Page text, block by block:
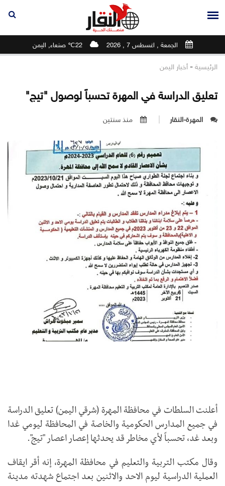
الجمعة , اغسطس 7 , 2026 22℃ صنعاء, اليمن
الرئيسية - أخبار اليمن
تعليق الدراسة في المهرة تحسباً لوصول "تيج"
المهرة-النقار منذ سنتين
أعلنت السلطات في محافظة المهرة (شرقي اليمن) تعليق الدراسة
في جميع المدارس الحكومية والخاصة في المحافظة ليومي غدا
وبعد غد، تحسباً لأي مخاطر قد يحدثها إعصار اعصار "تيج".
وقال مكتب التربية والتعليم في محافظة المهرة، إنه أقر ايقاف
العملية الدراسية ليوم الاحد والاثنين بعد اجتماع شهدته مدينة